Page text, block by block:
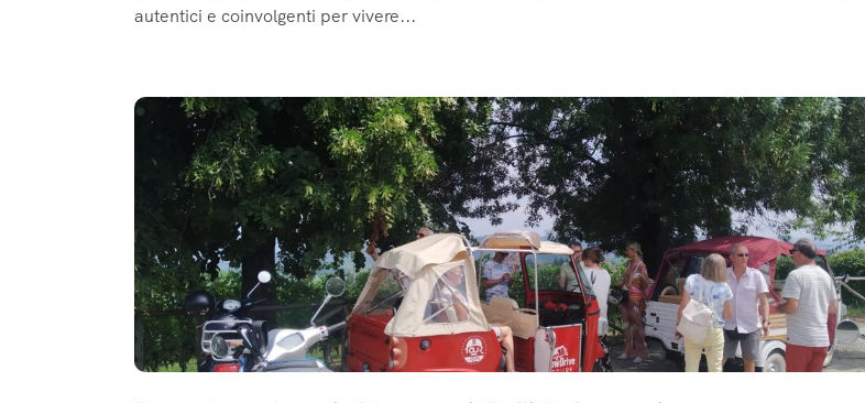
autentici e coinvolgenti per vivere...